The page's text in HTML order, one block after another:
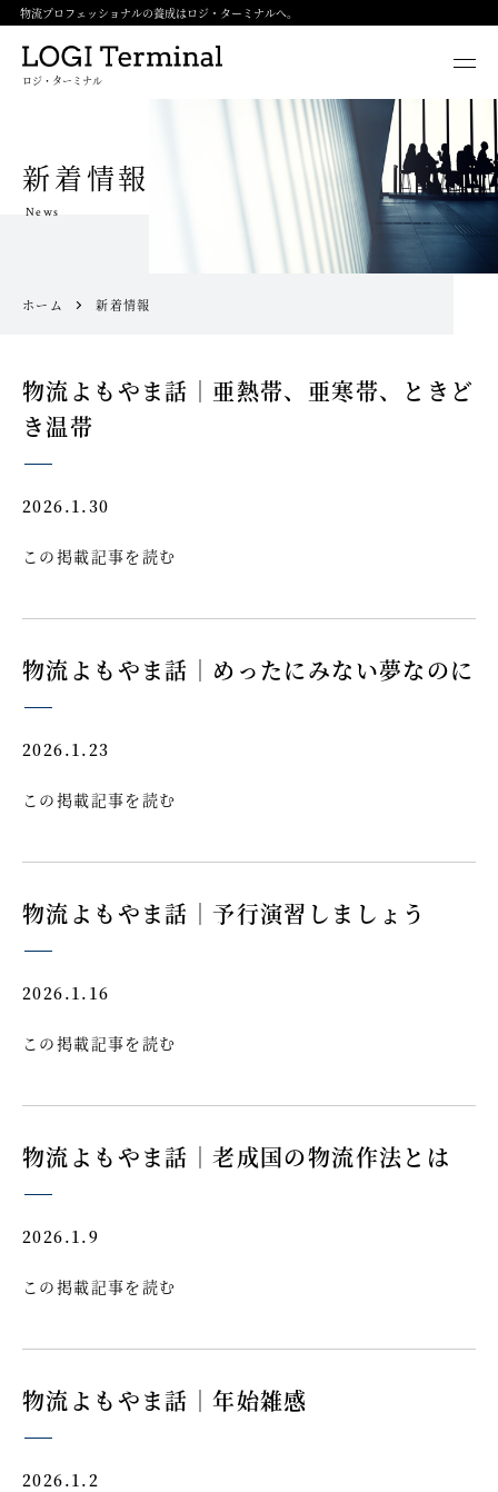
物流プロフェッショナルの養成はロジ・ターミナルへ。
ロジ・ターミナル
新着情報
News
ホーム 新着情報
物流よもやま話｜亜熱帯、亜寒帯、ときど
き温帯
2026.1.30
この掲載記事を読む
物流よもやま話｜めったにみない夢なのに
2026.1.23
この掲載記事を読む
物流よもやま話｜予行演習しましょう
2026.1.16
この掲載記事を読む
物流よもやま話｜老成国の物流作法とは
2026.1.9
この掲載記事を読む
物流よもやま話｜年始雑感
2026.1.2